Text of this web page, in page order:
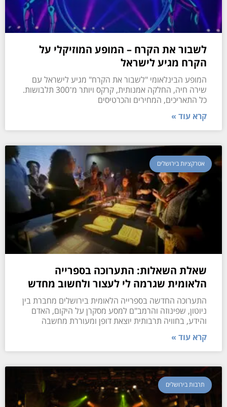
לשבור את הקרח – המופע המוזיקלי על
הקרח מגיע לישראל
המופע הבינלאומי "לשבור את הקרח" מגיע לישראל עם
שירה חיה, החלקה אמנותית, קרקס ויותר מ־300 תלבושות.
כל התאריכים, המחירים והכרטיסים
קרא עוד »
אטרקציות בירושלים
שאלת השאלות: התערוכה בספרייה
הלאומית שגרמה לי לעצור ולחשוב מחדש
התערוכה החדשה בספרייה הלאומית בירושלים מחברת בין
ניוטון, שפינוזה והרמב"ם למסע מסקרן על היקום, האדם
והידע, בחוויה תרבותית יוצאת דופן ומעוררת מחשבה
קרא עוד »
תרבות בירושלים